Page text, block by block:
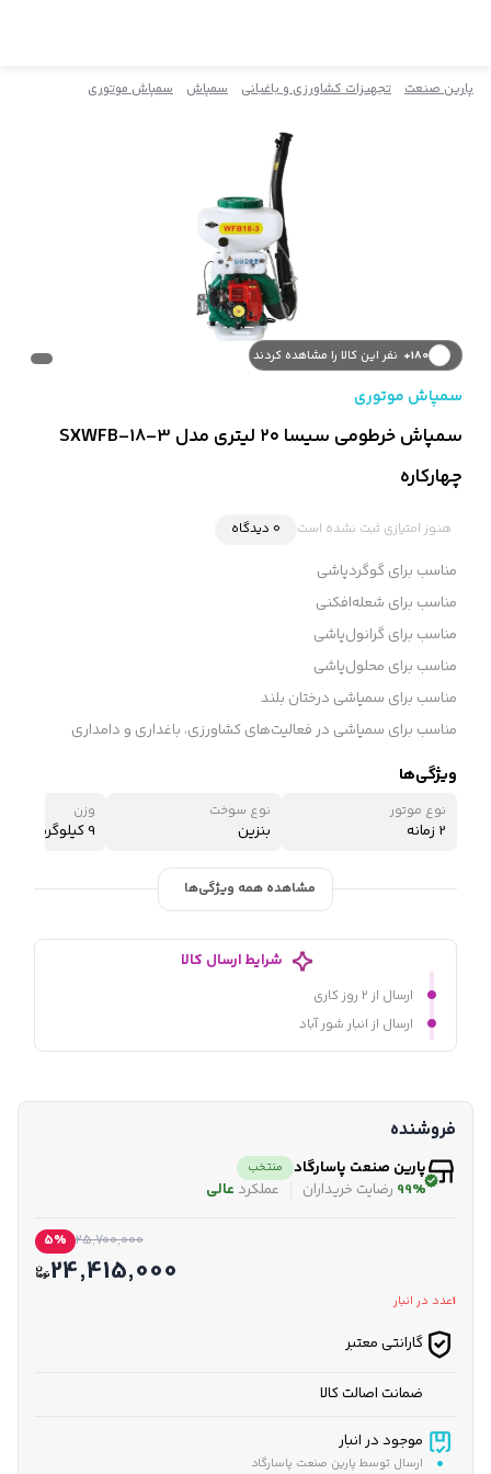
پارین صنعت تجهیزات کشاورزی و باغبانی سمپاش سمپاش موتوری
180+ نفر این کالا را مشاهده کردند
سمپاش موتوری
سمپاش خرطومی سیسا ۲۰ لیتری مدل SXWFB-18-3
چهارکاره
هنوز امتیازی ثبت نشده است 0 دیدگاه
مناسب برای گوگردپاشی
مناسب برای شعله‌افکنی
مناسب برای گرانول‌پاشی
مناسب برای محلول‌پاشی
مناسب برای سمپاشی درختان بلند
مناسب برای سمپاشی در فعالیت‌های کشاورزی، باغداری و دامداری
ویژگی‌ها
نوع موتور
2 زمانه
نوع سوخت
بنزین
وزن
9 کیلوگرم
مشاهده همه ویژگی‌ها
شرایط ارسال کالا
ارسال از ۲ روز کاری
ارسال از انبار شور آباد
فروشنده
پارین صنعت پاسارگاد منتخب
99% رضایت خریداران عملکرد عالی
25,700,000
5%
24,415,000
1عدد در انبار
گارانتی معتبر
ضمانت اصالت کالا
موجود در انبار
ارسال توسط پارین صنعت پاسارگاد